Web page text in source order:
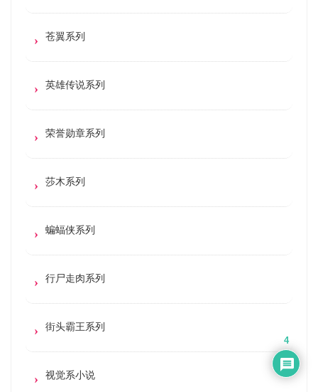
苍翼系列
英雄传说系列
荣誉勋章系列
莎木系列
蝙蝠侠系列
行尸走肉系列
街头霸王系列
视觉系小说
4